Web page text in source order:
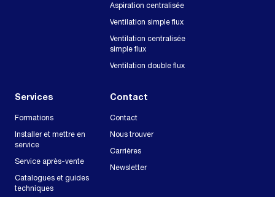
Aspiration centralisée
Ventilation simple flux
Ventilation centralisée
simple flux
Ventilation double flux
Services
Formations
Installer et mettre en
service
Service après-vente
Catalogues et guides
techniques
Contact
Contact
Nous trouver
Carrières
Newsletter